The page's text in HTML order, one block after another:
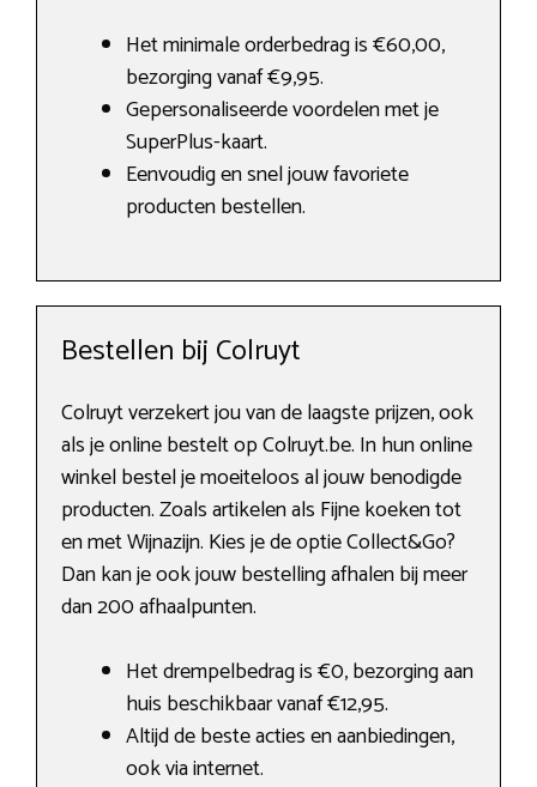
Het minimale orderbedrag is €60,00,
bezorging vanaf €9,95.
Gepersonaliseerde voordelen met je
SuperPlus-kaart.
Eenvoudig en snel jouw favoriete
producten bestellen.
Bestellen bij Colruyt
Colruyt verzekert jou van de laagste prijzen, ook
als je online bestelt op Colruyt.be. In hun online
winkel bestel je moeiteloos al jouw benodigde
producten. Zoals artikelen als Fijne koeken tot
en met Wijnazijn. Kies je de optie Collect&Go?
Dan kan je ook jouw bestelling afhalen bij meer
dan 200 afhaalpunten.
Het drempelbedrag is €0, bezorging aan
huis beschikbaar vanaf €12,95.
Altijd de beste acties en aanbiedingen,
ook via internet.